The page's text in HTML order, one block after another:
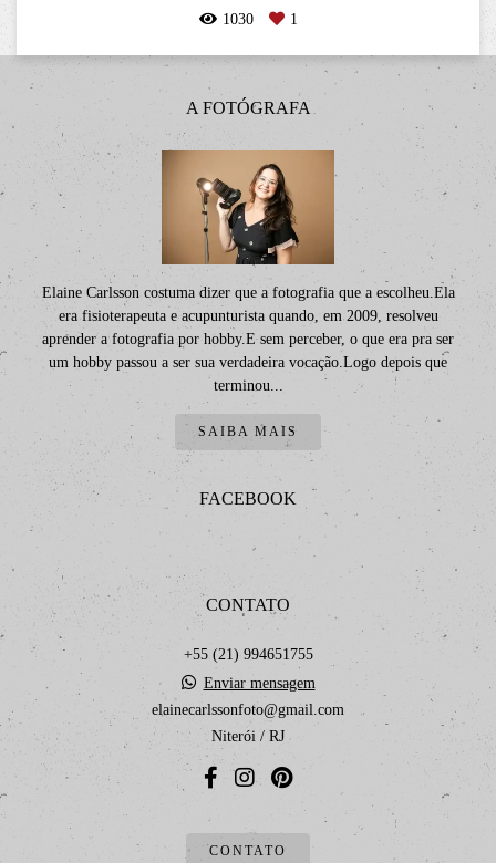
1030 1
A FOTÓGRAFA
Elaine Carlsson costuma dizer que a fotografia que a escolheu.Ela
era fisioterapeuta e acupunturista quando, em 2009, resolveu
aprender a fotografia por hobby.E sem perceber, o que era pra ser
um hobby passou a ser sua verdadeira vocação.Logo depois que
terminou...
SAIBA MAIS
FACEBOOK
CONTATO
+55 (21) 994651755
Enviar mensagem
elainecarlssonfoto@gmail.com
Niterói / RJ
CONTATO